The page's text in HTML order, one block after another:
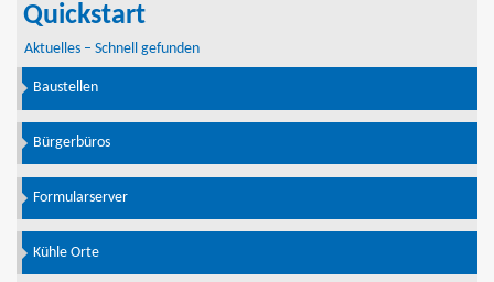
Quickstart
Aktuelles – Schnell gefunden
Baustellen
Bürgerbüros
Formularserver
Kühle Orte